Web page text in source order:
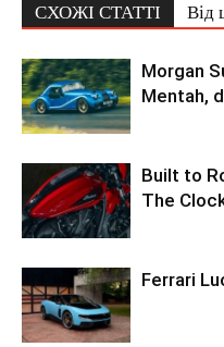
СХОЖІ СТАТТІ Від
Morgan
Mentah,
Built to
The
Ferrari